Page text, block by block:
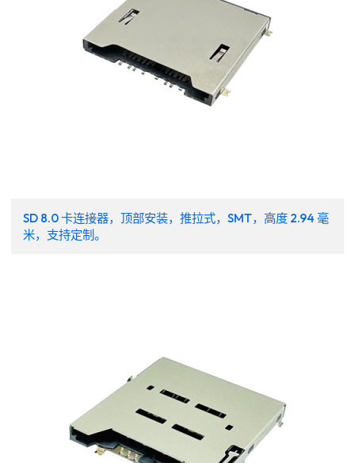
SD 8.0 卡连接器，顶部安装，推拉式，SMT，高度 2.94 毫
米，支持定制。